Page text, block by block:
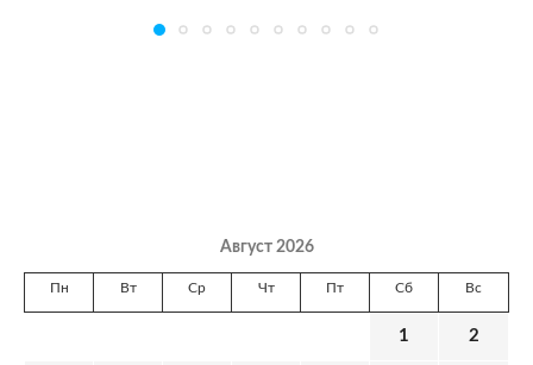
Август 2026
Пн Вт Ср Чт Пт Сб Вс
1 2